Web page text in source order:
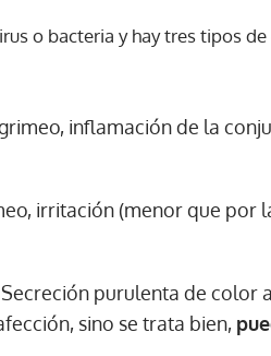
a nuestro boletín.
o bacteria y hay tres tipos
inflamación de la
irritación (menor que por
Secreción purulenta de color
sino se trata bien,